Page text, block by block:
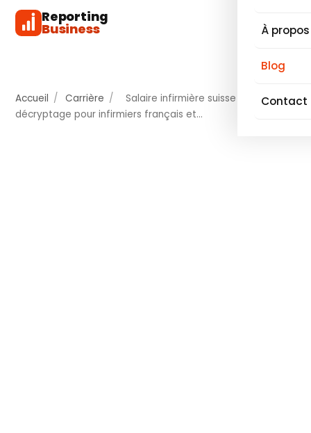
Reporting
Business À
Blog
Contact
Accueil / Carrière /
Salaire infirmière suisse :
décryptage pour infirmiers français et…